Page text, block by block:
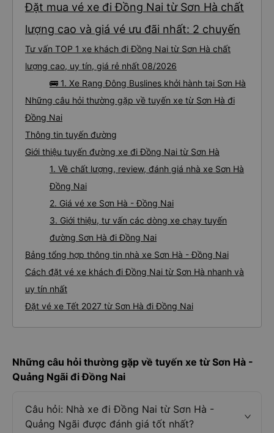
Đặt mua vé xe đi Đồng Nai từ Sơn Hà chất
lượng cao và giá vé ưu đãi nhất: 2 chuyến
Tư vấn TOP 1 xe khách đi Đồng Nai từ Sơn Hà chất
lượng cao, uy tín, giá rẻ nhất 08/2026
🚌 1. Xe Rạng Đông Buslines khởi hành tại Sơn Hà
Những câu hỏi thường gặp về tuyến xe từ Sơn Hà đi
Đồng Nai
Thông tin tuyến đường
Giới thiệu tuyến đường xe đi Đồng Nai từ Sơn Hà
1. Về chất lượng, review, đánh giá nhà xe Sơn Hà
Đồng Nai
2. Giá vé xe Sơn Hà - Đồng Nai
3. Giới thiệu, tư vấn các dòng xe chạy tuyến
đường Sơn Hà đi Đồng Nai
Bảng tổng hợp thông tin nhà xe Sơn Hà - Đồng Nai
Cách đặt vé xe khách đi Đồng Nai từ Sơn Hà nhanh và
uy tín nhất
Đặt vé xe Tết 2027 từ Sơn Hà đi Đồng Nai
Những câu hỏi thường gặp về tuyến xe từ Sơn Hà -
Quảng Ngãi đi Đồng Nai
Câu hỏi: Nhà xe đi Đồng Nai từ Sơn Hà -
Quảng Ngãi được đánh giá tốt nhất?